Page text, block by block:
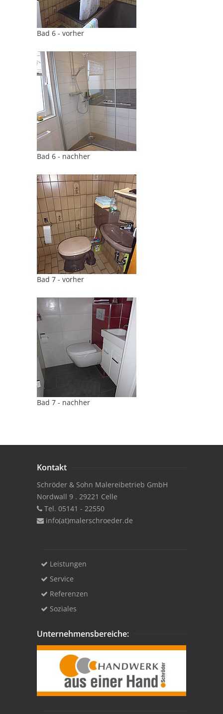
Bad 6 - vorher
Bad 6 - nachher
Bad 7 - vorher
Bad 7 - nachher
Kontakt
Schröder & Sohn Malereibetrieb GmbH
Nordwall 9 . 29221 Celle
Tel. 05141 - 22550
info(at)malerschroeder.de
Leistungen
Service
Referenzen
Soziales
Unternehmensbereiche: